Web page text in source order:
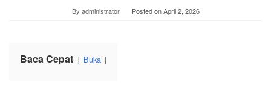
By administrator Posted onApril 2, 2026
Baca Cepat Buka